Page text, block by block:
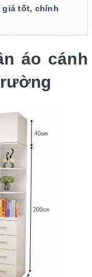
giá tốt, chính
áo cánh